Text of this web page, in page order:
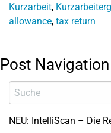
Kurzarbeit,
allowance, tax return
Post Navigation
NEU: IntelliScan – Die